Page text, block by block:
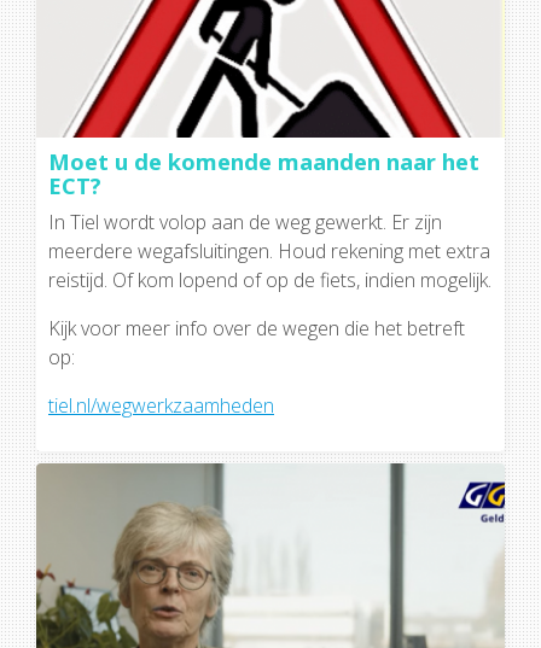
Moet u de komende maanden naar het
ECT?
In Tiel wordt volop aan de weg gewerkt. Er zijn
meerdere wegafsluitingen. Houd rekening met extra
reistijd. Of kom lopend of op de fiets, indien mogelijk.
Kijk voor meer info over de wegen die het betreft
op:
tiel.nl/wegwerkzaamheden